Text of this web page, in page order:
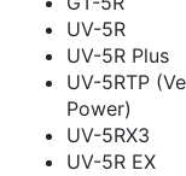
UV-5R
UV-5R Plus
UV-5RTP
Power)
UV-5RX3
UV-5R EX